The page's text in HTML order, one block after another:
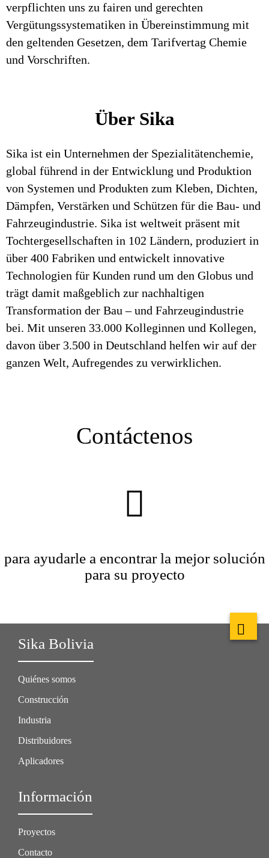
verpflichten uns zu fairen und gerechten
Vergütungssystematiken in Übereinstimmung mit
den geltenden Gesetzen, dem Tarifvertag Chemie
und Vorschriften.
Über Sika
Sika ist ein Unternehmen der Spezialitätenchemie,
global führend in der Entwicklung und Produktion
von Systemen und Produkten zum Kleben, Dichten,
Dämpfen, Verstärken und Schützen für die Bau- und
Fahrzeugindustrie. Sika ist weltweit präsent mit
Tochtergesellschaften in 102 Ländern, produziert in
über 400 Fabriken und entwickelt innovative
Technologien für Kunden rund um den Globus und
trägt damit maßgeblich zur nachhaltigen
Transformation der Bau – und Fahrzeugindustrie
bei. Mit unseren 33.000 Kolleginnen und Kollegen,
davon über 3.500 in Deutschland helfen wir auf der
ganzen Welt, Aufregendes zu verwirklichen.
Contáctenos
para ayudarle a encontrar la mejor solución
para su proyecto
Sika Bolivia
Quiénes somos
Construcción
Industria
Distribuidores
Aplicadores
Información
Proyectos
Contacto